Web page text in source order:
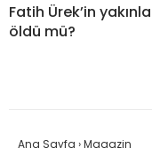
Fatih Ürek’in
öldü mü?
Ana Sayfa ›Magazin